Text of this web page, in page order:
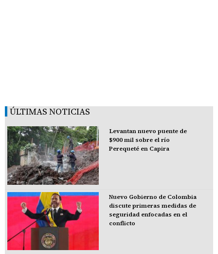
ÚLTIMAS NOTICIAS
Levantan nuevo puente de
$900 mil sobre el río
Perequeté en Capira
Nuevo Gobierno de Colombia
discute primeras medidas de
seguridad enfocadas en el
conflicto